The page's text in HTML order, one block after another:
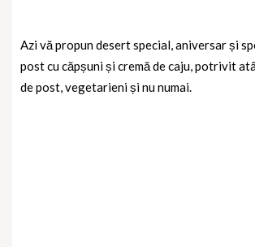
Azi vă propun desert special, aniversar și
post cu căpșuni și cremă de caju, potrivit
de post, vegetarieni și nu numai.